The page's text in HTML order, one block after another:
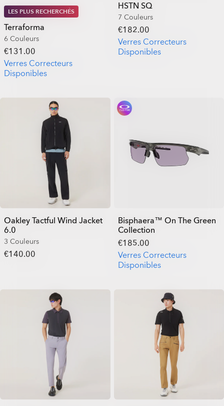
LES PLUS RECHERCHÉS
Terraforma
6 Couleurs
€131.00
Verres Correcteurs
Disponibles
HSTN SQ
7 Couleurs
€182.00
Verres Correcteurs
Disponibles
Oakley Tactful Wind Jacket
6.0
3 Couleurs
€140.00
Bisphaera™ On The Green
Collection
€185.00
Verres Correcteurs
Disponibles